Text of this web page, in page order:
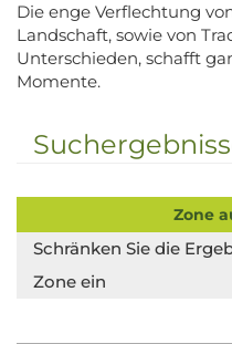
Die enge Verflechtung
Landschaft, sowie von
Unterschieden, schafft
Momente.
Zone
Schränken Sie die
Zone ein